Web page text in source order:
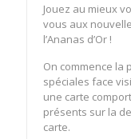
Jouez au mieux
vous aux
l’Ananas d’Or !
On commence la
spéciales face
une carte
présents sur la
carte.